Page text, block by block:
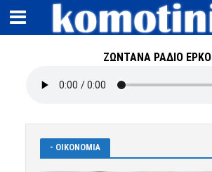
ΖΩΝΤΑΝΑ ΡΑΔΙΟ ΕΡΚΟ
- OIKONOMIA